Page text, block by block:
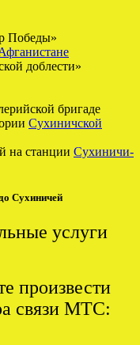
Победы»
доблести»
бригаде
Сухиничской
на станции Сухиничи-
Сухиничей
услуги
произвести
связи МТС: